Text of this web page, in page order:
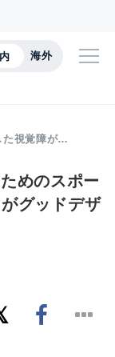
海外
た視覚障が…
めのスポー
グッドデザ